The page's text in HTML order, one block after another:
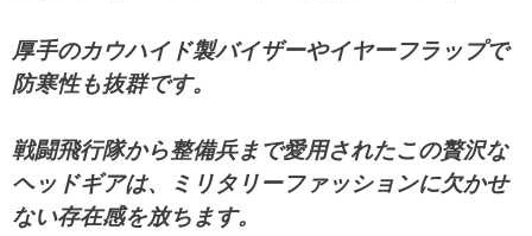
厚手のカウハイド製バイザーやイヤーフラップで
防寒性も抜群です。
戦闘飛行隊から整備兵まで愛用されたこの贅沢な
ヘッドギアは、ミリタリーファッションに欠かせ
ない存在感を放ちます。